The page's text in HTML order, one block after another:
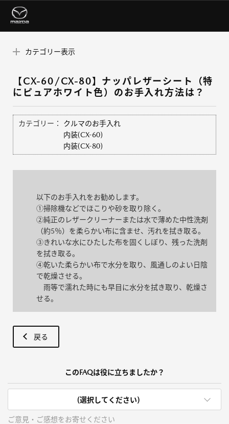
カテゴリー表示
【CX-60/CX-80】ナッパレザーシート（特
にピュアホワイト色）のお手入れ方法は？
カテゴリー：
クルマのお手入れ
内装(CX-60)
内装(CX-80)
以下のお手入れをお勧めします。
①掃除機などでほこりや砂を取り除く。
➁純正のレザークリーナーまたは水で薄めた中性洗剤
（約5％）を柔らかい布に含ませ、汚れを拭き取る。
③きれいな水にひたした布を固くしぼり、残った洗剤
を拭き取る。
④乾いた柔らかい布で水分を取り、風通しのよい日陰
で乾燥させる。
雨等で濡れた時にも早目に水分を拭き取り、乾燥さ
せる。
戻る
このFAQは役に立ちましたか？
(選択してください)
ご意見・ご感想をお寄せください